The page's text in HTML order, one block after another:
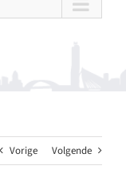
Vorige Volgende